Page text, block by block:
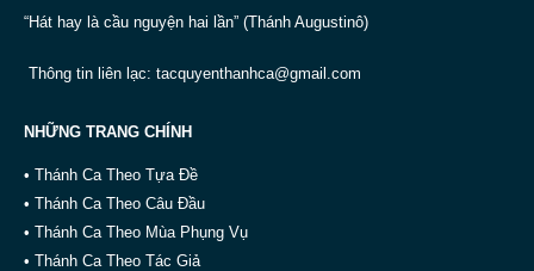
“Hát hay là cầu nguyện hai lần” (Thánh Augustinô)
Thông tin liên lạc: tacquyenthanhca@gmail.com
NHỮNG TRANG CHÍNH
• Thánh Ca Theo Tựa Đề
• Thánh Ca Theo Câu Đầu
• Thánh Ca Theo Mùa Phụng Vụ
• Thánh Ca Theo Tác Giả